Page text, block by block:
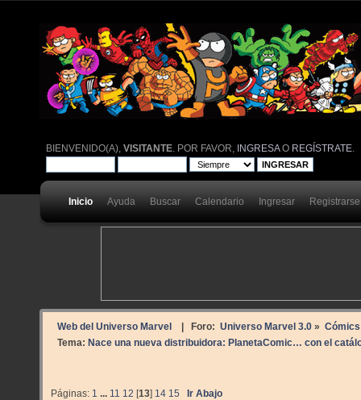
BIENVENIDO(A),VISITANTE . POR FAVOR, INGRESAO REGÍSTRATE
Inicio Ayuda Buscar Calendario Ingresar Registrarse
Web del Universo Marvel | Foro: Universo Marvel 3.0» Cómics
Tema: Nace una nueva distribuidora: PlanetaComic… con el
Páginas: 1 ... 11 12 [13] 14 15 Ir Abajo